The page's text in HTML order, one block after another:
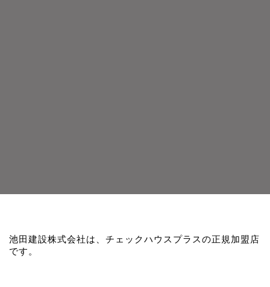
池田建設株式会社は、チェックハウスプラスの正規加盟店
です。